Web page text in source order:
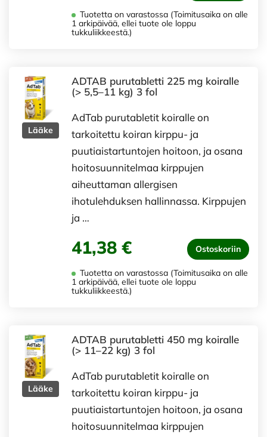
Tuotetta on varastossa (Toimitusaika on alle
1 arkipäivää, ellei tuote ole loppu
tukkuliikkeestä.)
Lääke
ADTAB purutabletti 225 mg koiralle
(> 5,5–11 kg) 3 fol
AdTab purutabletit koiralle on
tarkoitettu koiran kirppu- ja
puutiaistartuntojen hoitoon, ja osana
hoitosuunnitelmaa kirppujen
aiheuttaman allergisen
ihotulehduksen hallinnassa. Kirppujen
ja …
41,38 € Ostoskoriin
Tuotetta on varastossa (Toimitusaika on alle
1 arkipäivää, ellei tuote ole loppu
tukkuliikkeestä.)
Lääke
ADTAB purutabletti 450 mg koiralle
(> 11–22 kg) 3 fol
AdTab purutabletit koiralle on
tarkoitettu koiran kirppu- ja
puutiaistartuntojen hoitoon, ja osana
hoitosuunnitelmaa kirppujen